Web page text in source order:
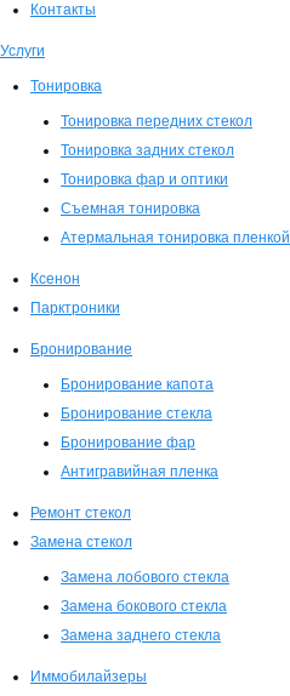
Контакты
Услуги
Тонировка
Тонировка передних стекол
Тонировка задних стекол
Тонировка фар и оптики
Съемная тонировка
Атермальная тонировка пленкой
Ксенон
Парктроники
Бронирование
Бронирование капота
Бронирование стекла
Бронирование фар
Антигравийная пленка
Ремонт стекол
Замена стекол
Замена лобового стекла
Замена бокового стекла
Замена заднего стекла
Иммобилайзеры